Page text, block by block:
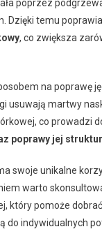
poprzez
Dzięki temu poprawia
, co zwiększa
na poprawę
usuwają martwy
co prowadzi
poprawy jej
swoje unikalne
warto
który pomoże
do indywidualnych